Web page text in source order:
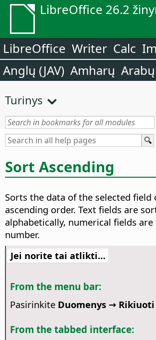
LibreOffice 26.2
LibreOffice Writer Calc
Anglų (JAV) Amharų Arabų
Turinys
Sort Ascending
Sorts the data of the selected field
ascending order. Text fields are
alphabetically, numerical fields
number.
Jei norite tai atlikti…
From the menu bar:
Pasirinkite Duomenys →
From the tabbed interface: